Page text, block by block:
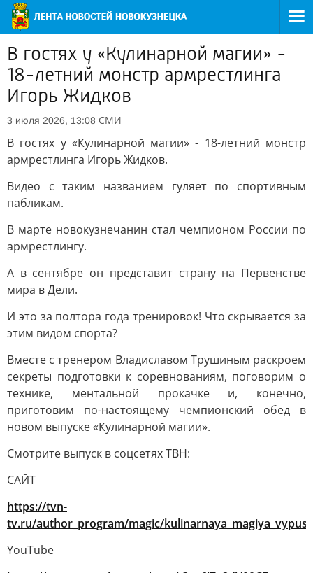
В гостях у «Кулинарной магии» -
18-летний монстр армрестлинга
Игорь Жидков
3 июля 2026, 13:08 СМИ
В гостях у «Кулинарной магии» - 18-летний монстр
армрестлинга Игорь Жидков.
Видео с таким названием гуляет по спортивным
пабликам.
В марте новокузнечанин стал чемпионом России по
армрестлингу.
А в сентябре он представит страну на Первенстве
мира в Дели.
И это за полтора года тренировок! Что скрывается за
этим видом спорта?
Вместе с тренером Владиславом Трушиным раскроем
секреты подготовки к соревнованиям, поговорим о
технике, ментальной прокачке и, конечно,
приготовим по-настоящему чемпионский обед в
новом выпуске «Кулинарной магии».
Смотрите выпуск в соцсетях ТВН:
САЙТ
https://tvn-
tv.ru/author_program/magic/
YouTube